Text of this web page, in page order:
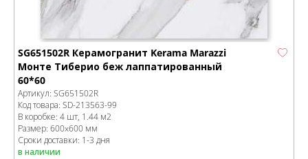
SG651502R Керамогранит Kerama Marazzi
Монте Тиберио беж лаппатированный
60*60
Артикул: SG651502R
Код товара: SD-213563-99
В коробке: 4 шт, 1.44 м2
Размер: 600x600 мм
Сроки доставки: 1-3 дня
в наличии